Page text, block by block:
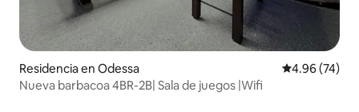
Residencia en Odessa Calificación
4.96 (74)
Nueva barbacoa 4BR-2B| Sala de juegos |Wifi